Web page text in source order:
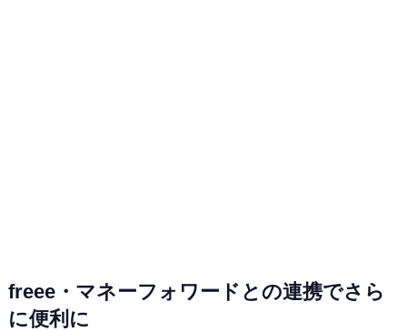
freee・マネーフォワードとの連携でさら
に便利に